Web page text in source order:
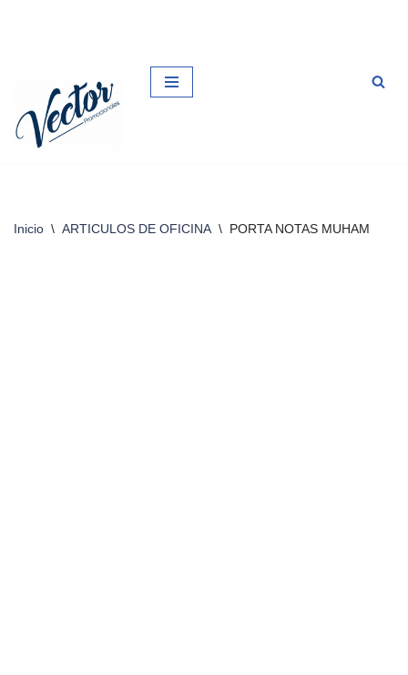
contenido
Inicio \ ARTICULOS DE OFICINA \ PORTA NOTAS MUHAM